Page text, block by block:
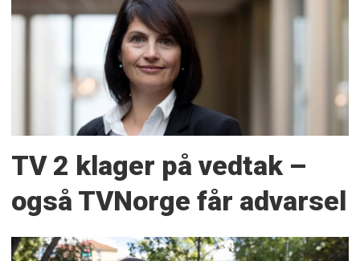
TV 2 klager på vedtak –
også TVNorge får advarsel